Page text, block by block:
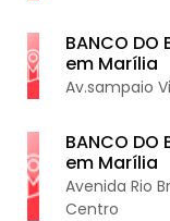
BANCO DO
em Marília
Av.sampaio
BANCO DO
em Marília
Avenida Rio
Centro